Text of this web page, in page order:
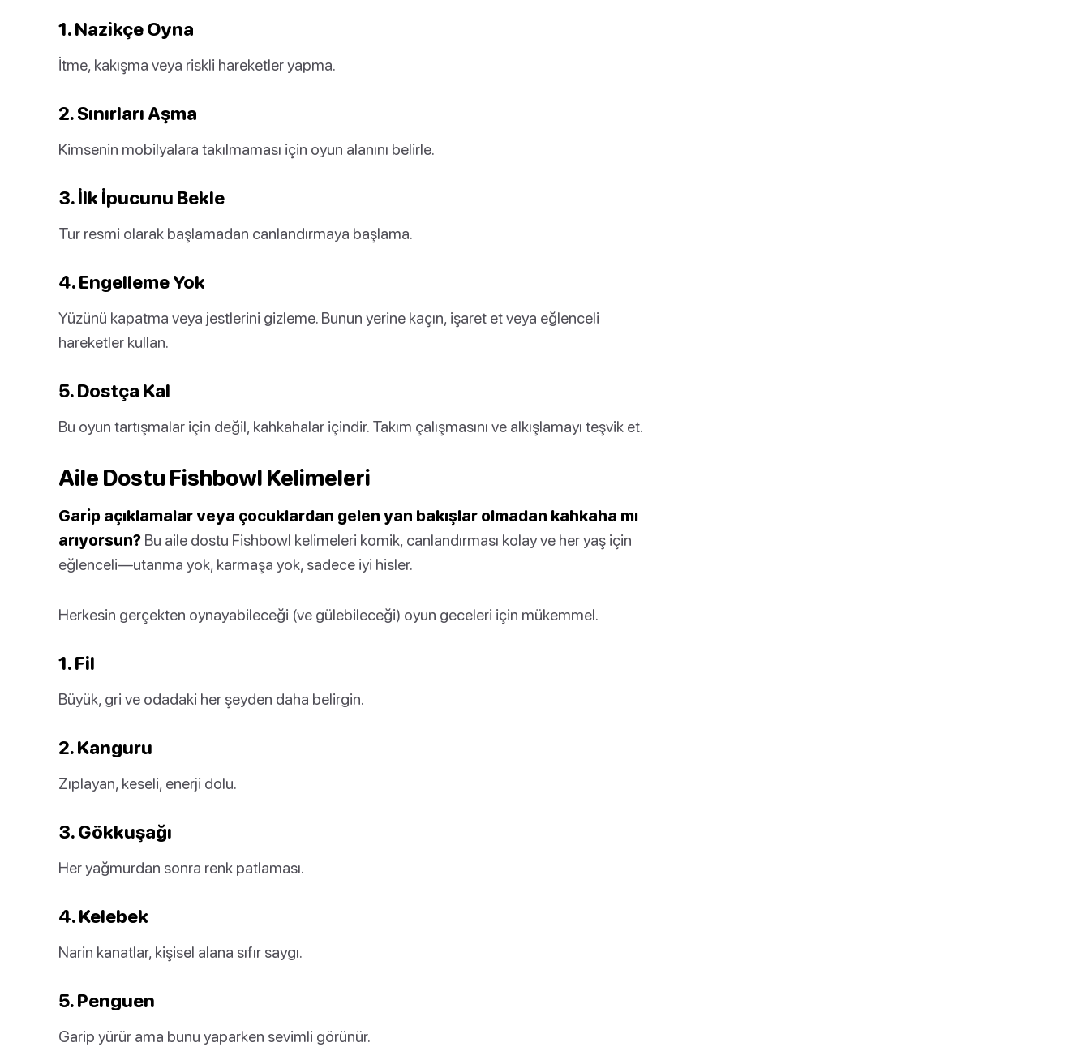
1. Nazikçe Oyna
İtme, kakışma veya riskli hareketler yapma.
2. Sınırları Aşma
Kimsenin mobilyalara takılmaması için oyun alanını belirle.
3. İlk İpucunu Bekle
Tur resmi olarak başlamadan canlandırmaya başlama.
4. Engelleme Yok
Yüzünü kapatma veya jestlerini gizleme. Bunun yerine kaçın, işaret et veya eğlenceli
hareketler kullan.
5. Dostça Kal
Bu oyun tartışmalar için değil, kahkahalar içindir. Takım çalışmasını ve alkışlamayı teşvik et.
Aile Dostu Fishbowl Kelimeleri
Garip açıklamalar veya çocuklardan gelen yan bakışlar olmadan kahkaha mı
arıyorsun? Bu aile dostu Fishbowl kelimeleri komik, canlandırması kolay ve her yaş için
eğlenceli—utanma yok, karmaşa yok, sadece iyi hisler.
Herkesin gerçekten oynayabileceği (ve gülebileceği) oyun geceleri için mükemmel.
1. Fil
Büyük, gri ve odadaki her şeyden daha belirgin.
2. Kanguru
Zıplayan, keseli, enerji dolu.
3. Gökkuşağı
Her yağmurdan sonra renk patlaması.
4. Kelebek
Narin kanatlar, kişisel alana sıfır saygı.
5. Penguen
Garip yürür ama bunu yaparken sevimli görünür.